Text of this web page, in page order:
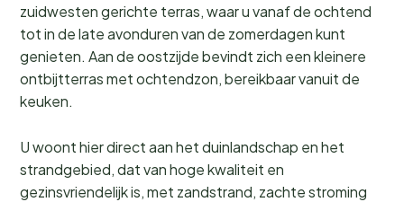
zuidwesten gerichte terras, waar u vanaf de ochtend
tot in de late avonduren van de zomerdagen kunt
genieten. Aan de oostzijde bevindt zich een kleinere
ontbijtterras met ochtendzon, bereikbaar vanuit de
keuken.
U woont hier direct aan het duinlandschap en het
strandgebied, dat van hoge kwaliteit en
gezinsvriendelijk is, met zandstrand, zachte stroming